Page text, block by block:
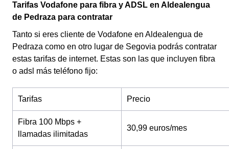
Tarifas Vodafone para fibra y ADSL en Aldealengua
de Pedraza para contratar
Tanto si eres cliente de Vodafone en Aldealengua de
Pedraza como en otro lugar de Segovia podrás contratar
estas tarifas de internet. Estas son las que incluyen fibra
o adsl más teléfono fijo:
Tarifas Precio
Fibra 100 Mbps +
llamadas ilimitadas
30,99 euros/mes